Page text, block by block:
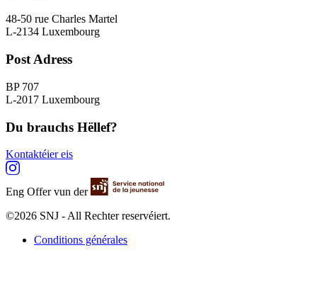
48-50 rue Charles Martel
L-2134 Luxembourg
Post Adress
BP 707
L-2017 Luxembourg
Du brauchs Hëllef?
Kontaktéier eis
Eng Offer vun der
©2026 SNJ - All Rechter reservéiert.
Conditions générales